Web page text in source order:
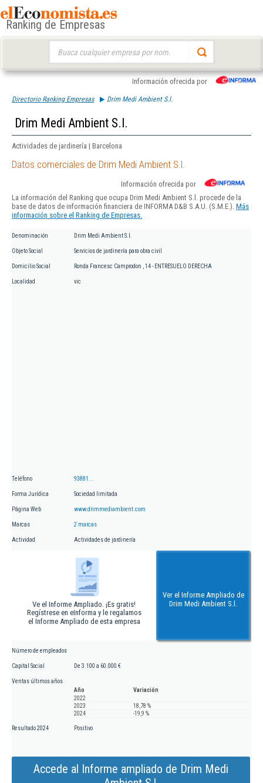
Ranking de Empresas
Información ofrecida por
Directorio Ranking Empresas Drim Medi Ambient S.l.
Drim Medi Ambient S.l.
Actividades de jardinería | Barcelona
Datos comerciales de Drim Medi Ambient S.l.
Información ofrecida por
La información del Ranking que ocupa Drim Medi Ambient S.l. procede de la
base de datos de información financiera de INFORMA D&B S.A.U. (S.M.E.). Más
información sobre el Ranking de Empresas.
Denominación Drim Medi Ambient S.l.
Objeto Social Servicios de jardinería para obra civil
Domicilio Social Ronda Francesc Camprodon , 14 - ENTRESUELO DERECHA
Localidad vic
Teléfono 93881...
Forma Jurídica Sociedad limitada
Página Web www.drimmediambient.com
Marcas 2 marcas
Actividad Actividades de jardinería
Ve el Informe Ampliado. ¡Es gratis!
Regístrese en eInforma y le regalamos
el Informe Ampliado de esta empresa
Ver el Informe Ampliado de
Drim Medi Ambient S.l.
Número de empleados
Capital Social De 3.100 a 60.000 €
Ventas últimos años
Año
Variación
2022
2023
18,78 %
2024
-19,9 %
Resultado 2024 Positivo
Accede al Informe ampliado de Drim Medi